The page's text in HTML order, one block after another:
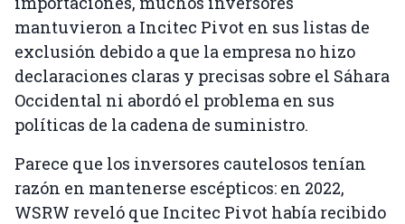
mantuvieron a Incitec Pivot en sus listas de
exclusión debido a que la empresa no hizo
declaraciones claras y precisas sobre el Sáhara
Occidental ni abordó el problema en sus
políticas de la cadena de suministro.
Parece que los inversores cautelosos tenían
razón en mantenerse escépticos: en 2022,
WSRW reveló que Incitec Pivot había recibido